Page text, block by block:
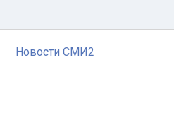
Новости СМИ2